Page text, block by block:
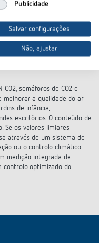
controlados através de
semanal individualmente
segmento. Os termóstatos
também bombas de calor,
ou actuadores térmicos de
CO2, semáforos de CO2 e
melhorar a qualidade do ar
de infância,
escritórios. O conteúdo de
Se os valores limiares
através de um sistema de
ou o controlo climático.
medição integrada de
controlo optimizado do
Publicidade
Salvar configurações
Não, ajustar